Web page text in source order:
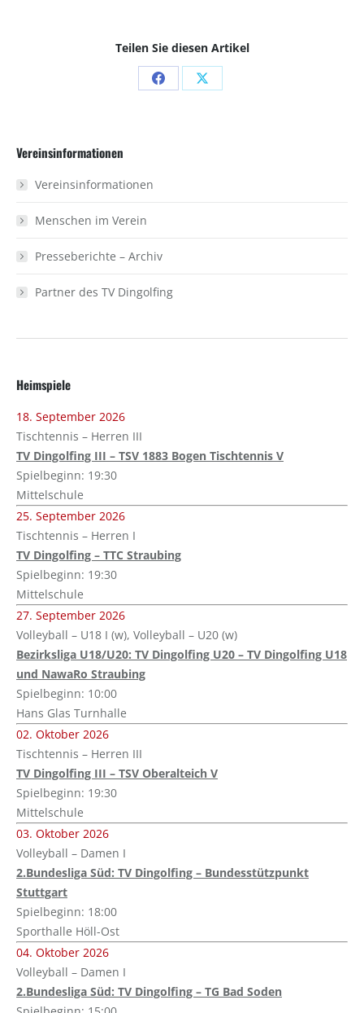
Teilen Sie diesen Artikel
Share Share
Vereinsinformationen
Vereinsinformationen
Menschen im Verein
Presseberichte – Archiv
Partner des TV Dingolfing
Heimspiele
18. September 2026
Tischtennis – Herren III
TV Dingolfing III – TSV 1883 Bogen Tischtennis V
Spielbeginn: 19:30
Mittelschule
25. September 2026
Tischtennis – Herren I
TV Dingolfing – TTC Straubing
Spielbeginn: 19:30
Mittelschule
27. September 2026
Volleyball – U18 I (w), Volleyball – U20 (w)
Bezirksliga U18/U20: TV Dingolfing U20 – TV Dingolfing U18
und NawaRo Straubing
Spielbeginn: 10:00
Hans Glas Turnhalle
02. Oktober 2026
Tischtennis – Herren III
TV Dingolfing III – TSV Oberalteich V
Spielbeginn: 19:30
Mittelschule
03. Oktober 2026
Volleyball – Damen I
2.Bundesliga Süd: TV Dingolfing – Bundesstützpunkt
Stuttgart
Spielbeginn: 18:00
Sporthalle Höll-Ost
04. Oktober 2026
Volleyball – Damen I
2.Bundesliga Süd: TV Dingolfing – TG Bad Soden